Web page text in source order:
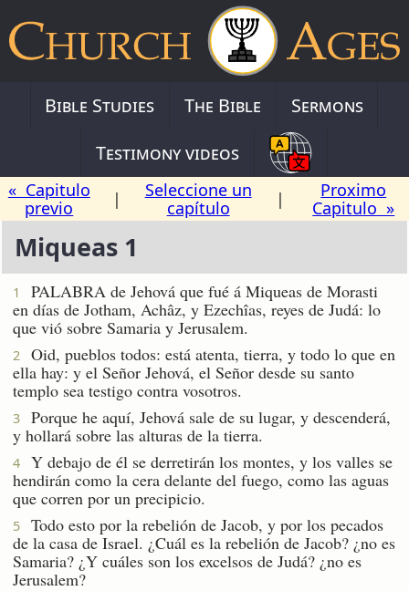
Bible Studies The Bible
Sermons
Testimony videos
« Capitulo
previo
|
Seleccione un
capítulo
|
Proximo
Capitulo »
Miqueas 1
1
PALABRA de Jehová que fué á Miqueas de Morasti
en días de Jotham, Achâz, y Ezechîas, reyes de Judá: lo
que vió sobre Samaria y Jerusalem.
2
Oid, pueblos todos: está atenta, tierra, y todo lo que en
ella hay: y el Señor Jehová, el Señor desde su santo
templo sea testigo contra vosotros.
3
Porque he aquí, Jehová sale de su lugar, y descenderá,
y hollará sobre las alturas de la tierra.
4
Y debajo de él se derretirán los montes, y los valles se
hendirán como la cera delante del fuego, como las aguas
que corren por un precipicio.
5
Todo esto por la rebelión de Jacob, y por los pecados
de la casa de Israel. ¿Cuál es la rebelión de Jacob? ¿no es
Samaria? ¿Y cuáles son los excelsos de Judá? ¿no es
Jerusalem?